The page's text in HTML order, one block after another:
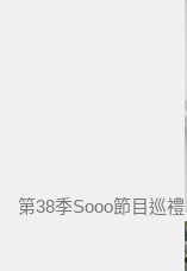
第38季Sooo節目巡禮